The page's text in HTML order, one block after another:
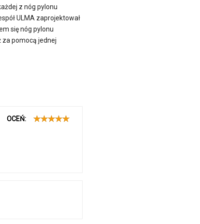
z nóg pylonu
ULMA zaprojektował
się nóg pylonu
za pomocą jednej
OCEŃ: